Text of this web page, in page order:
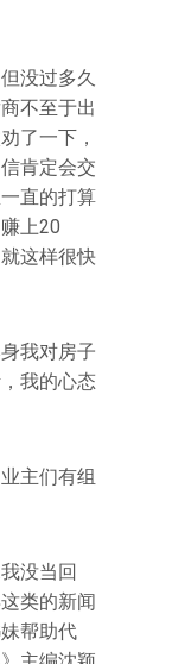
没过多久
不至于出
了一下，
肯定会交
直的打算
上20
这样很快
我对房子
我的心态
主们有组
没当回
类的新闻
帮助代